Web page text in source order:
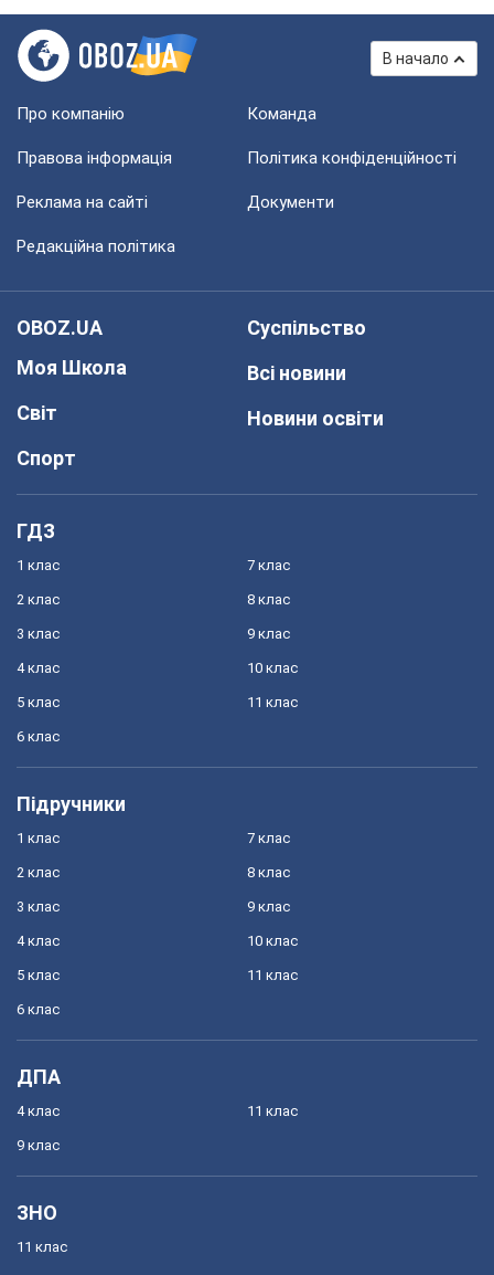
В начало
Про компанію Команда
Правова інформація Політика конфіденційності
Реклама на сайті Документи
Редакційна політика
OBOZ.UA
Моя Школа
Світ
Спорт
Суспільство
Всі новини
Новини освіти
ГДЗ
1 клас
2 клас
3 клас
4 клас
5 клас
6 клас
7 клас
8 клас
9 клас
10 клас
11 клас
Підручники
1 клас
2 клас
3 клас
4 клас
5 клас
6 клас
7 клас
8 клас
9 клас
10 клас
11 клас
ДПА
4 клас
9 клас
11 клас
ЗНО
11 клас